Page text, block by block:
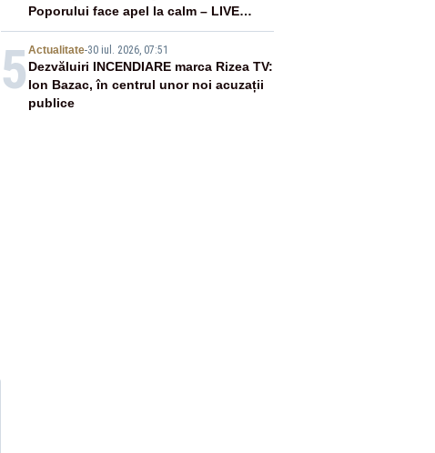
Poporului face apel la calm – LIVE
TEXT
5 Actualitate-30 iul. 2026, 07:51
Dezvăluiri INCENDIARE marca Rizea TV:
Ion Bazac, în centrul unor noi acuzații
publice